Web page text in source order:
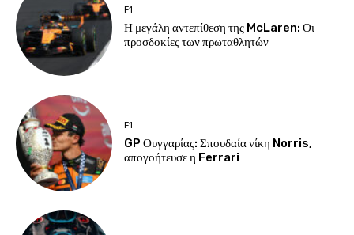
F1
Η μεγάλη αντεπίθεση της McLaren: Οι
προσδοκίες των πρωταθλητών
F1
GP Ουγγαρίας: Σπουδαία νίκη Norris,
απογοήτευσε η Ferrari